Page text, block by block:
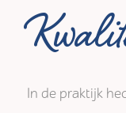
In de praktijk